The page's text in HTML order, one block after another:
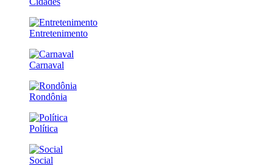
Entretenimento
Carnaval
Rondônia
Política
Social